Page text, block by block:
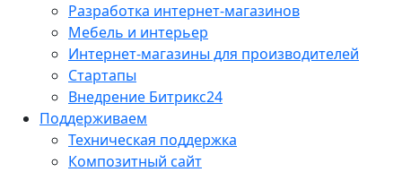
Разработка интернет-магазинов
Мебель и интерьер
Интернет-магазины для производителей
Стартапы
Внедрение Битрикс24
Поддерживаем
Техническая поддержка
Композитный сайт